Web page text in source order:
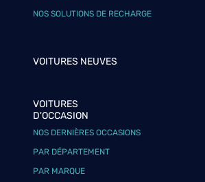
NOS SOLUTIONS DE RECHARGE
VOITURES NEUVES
VOITURES
D'OCCASION
NOS DERNIÈRES OCCASIONS
PAR DÉPARTEMENT
PAR MARQUE